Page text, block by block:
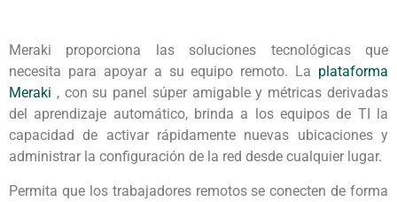
Meraki proporciona las soluciones tecnológicas que
necesita para apoyar a su equipo remoto. La plataforma
Meraki , con su panel súper amigable y métricas derivadas
del aprendizaje automático, brinda a los equipos de TI la
capacidad de activar rápidamente nuevas ubicaciones y
administrar la configuración de la red desde cualquier lugar.
Permita que los trabajadores remotos se conecten de forma